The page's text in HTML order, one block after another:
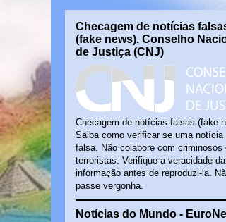
Checagem de notícias
(fake news). Conselho
de Justiça (CNJ)
Checagem de notícias falsas (fake
Saiba como verificar se uma notícia
falsa. Não colabore com criminosos
terroristas. Verifique a veracidade da
informação antes de reproduzi-la.
passe vergonha.
Notícias do Mundo -